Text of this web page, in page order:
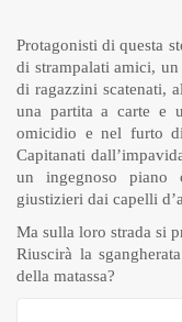
Protagonisti di questa
di strampalati amici,
di ragazzini scatenati,
una partita a carte e
omicidio e nel furto
Capitanati
un ingegnoso piano
giustizieri dai capelli
Ma sulla loro strada si
Riuscirà la
della matassa?